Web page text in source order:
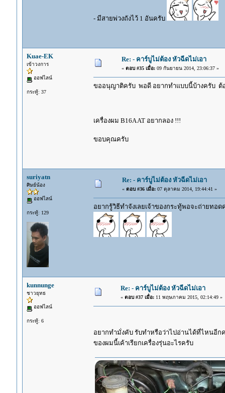
- มีสายพ่วงถังไว้ 1 อันครับ
Kuae-EK
เข้าวงการ
ออฟไลน์
กระทู้: 37
Re: - คาร์บูไม่ต้อง หัวฉีดไม่เอา
« ตอบ #35 เมื่อ:09 กันยายน 2014, 23:06:37 »
ขออนุญาติครับ พอดี อยากทำแบบนี้บ้างครับ ต้
เครื่องผม B16A AT อยากลอง !!!
ขอบคุณครับ
suriyatn
ศิษย์น้อง
ออฟไลน์
กระทู้: 129
Re: - คาร์บูไม่ต้อง หัวฉีดไม่เอา
« ตอบ #36 เมื่อ:07 ตุลาคม 2014, 19:44:41 »
อยากรู้วิธีทำจังเลยเจ้าของกระทู้พอจะถ่ายทอ
kunnunge
ชาวยุทธ
ออฟไลน์
กระทู้: 6
Re: - คาร์บูไม่ต้อง หัวฉีดไม่เอา
« ตอบ #37 เมื่อ:11 พฤษภาคม 2015, 02:14:49 »
อยากทำมั่งคับ รับทำหรือว่าไปอ่านได้ที่ไหนอีก
ของผมนี้เค้าเรียกเครื่องรุ่นอะไรครับ